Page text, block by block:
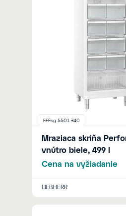
FFFsg 5501 740
Mraziaca skriňa
vnútro biele, 499 l
Cena na vyžiadanie
LIEBHERR